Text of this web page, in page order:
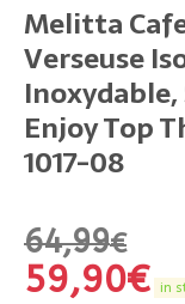
Melitta
Verseuse
Enjoy Top
1017-08
64,99€
59,90€ in